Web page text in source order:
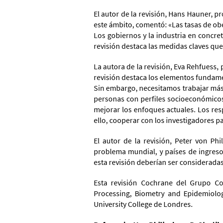
El autor de la revisión, Hans Hauner,
este ámbito, comentó: «Las tasas de
Los gobiernos y la industria en
revisión destaca las medidas claves
La autora de la revisión, Eva
revisión destaca los elementos
Sin embargo, necesitamos trabajar
personas con perfiles
mejorar los enfoques actuales. Los
ello, cooperar con los investigadores
El autor de la revisión, Peter von
problema mundial, y países de
esta revisión deberían ser
Esta revisión Cochrane del Grupo
Processing, Biometry and
University College de Londres.